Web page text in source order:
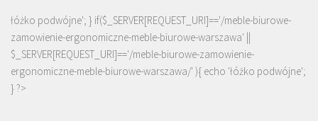
łóżko podwójne'; } if($_SERVER[REQUEST_URI]=='/meble-biurowe-
zamowienie-ergonomiczne-meble-biurowe-warszawa' ||
$_SERVER[REQUEST_URI]=='/meble-biurowe-zamowienie-
ergonomiczne-meble-biurowe-warszawa/' ){ echo 'łóżko podwójne';
} ?>